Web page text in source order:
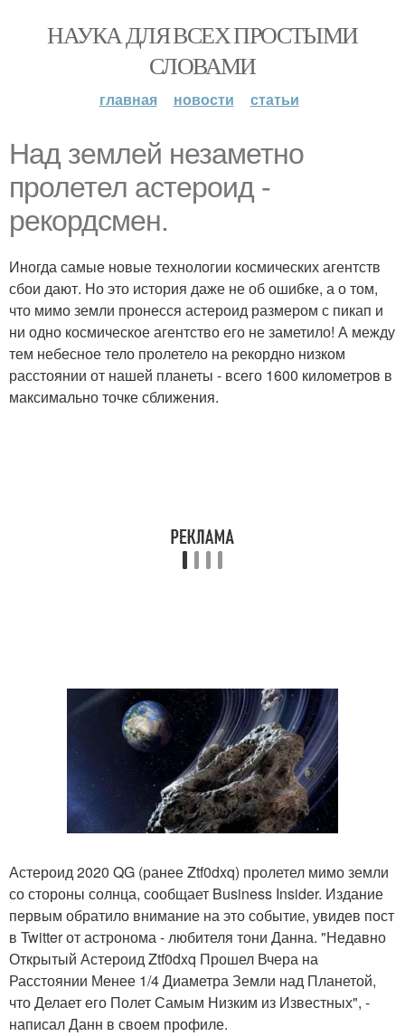
НАУКА ДЛЯ ВСЕХ ПРОСТЫМИ
СЛОВАМИ
главная новости статьи
Над землей незаметно
пролетел астероид -
рекордсмен.
Иногда самые новые технологии космических агентств
сбои дают. Но это история даже не об ошибке, а о том,
что мимо земли пронесся астероид размером с пикап и
ни одно космическое агентство его не заметило! А между
тем небесное тело пролетело на рекордно низком
расстоянии от нашей планеты - всего 1600 километров в
максимально точке сближения.
Астероид 2020 QG (ранее Ztf0dxq) пролетел мимо земли
со стороны солнца, сообщает Business Insider. Издание
первым обратило внимание на это событие, увидев пост
в Twitter от астронома - любителя тони Данна. "Недавно
Открытый Астероид Ztf0dxq Прошел Вчера на
Расстоянии Менее 1/4 Диаметра Земли над Планетой,
что Делает его Полет Самым Низким из Известных", -
написал Данн в своем профиле.